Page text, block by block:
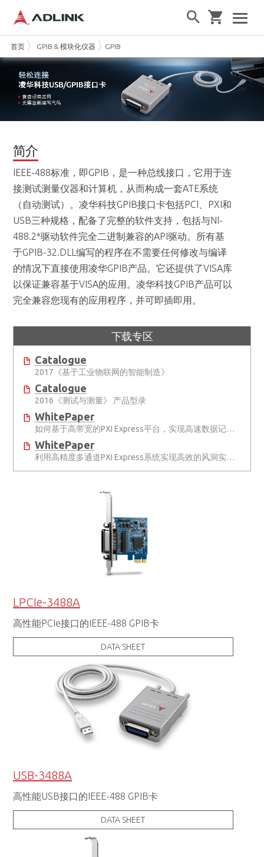
首页 GPIB & 模块化仪器 GPIB
简介
IEEE-488标准，即GPIB，是一种总线接口，它用于连
接测试测量仪器和计算机，从而构成一套ATE系统
（自动测试）。凌华科技GPIB接口卡包括PCI、PXI和
USB三种规格，配备了完整的软件支持，包括与NI-
488.2*驱动软件完全二进制兼容的API驱动。所有基
于GPIB-32.DLL编写的程序在不需要任何修改与编译
的情况下直接使用凌华GPIB产品。它还提供了VISA库
以保证兼容基于VISA的应用。凌华科技GPIB产品可以
完全兼容您现有的应用程序，并可即插即用。
下载专区
Catalogue
2017《基于工业物联网的智能制造》
Catalogue
2016《测试与测量》 产品型录
WhitePaper
如何基于高带宽的PXI Express平台，实现高速数据记录？
WhitePaper
利用高精度多通道PXI Express系统实现高效的风洞实验测试
LPCIe-3488A
高性能PCIe接口的IEEE-488 GPIB卡
DATA SHEET
USB-3488A
高性能USB接口的IEEE-488 GPIB卡
DATA SHEET